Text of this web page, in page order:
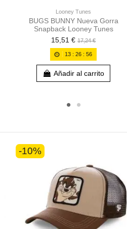
Looney Tunes
BUGS BUNNY Nueva Gorra
Snapback Looney Tunes
15,51 € 17,24 €
13 :26 :55
Añadir al carrito
-10%